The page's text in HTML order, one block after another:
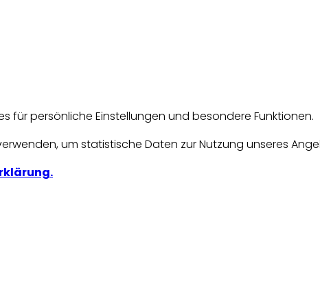
für persönliche Einstellungen und besondere Funktionen.
um statistische Daten zur Nutzung unseres